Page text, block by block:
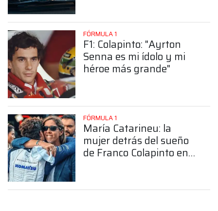
FÓRMULA 1
F1: Colapinto: "Ayrton
Senna es mi ídolo y mi
héroe más grande"
FÓRMULA 1
María Catarineu: la
mujer detrás del sueño
de Franco Colapinto en